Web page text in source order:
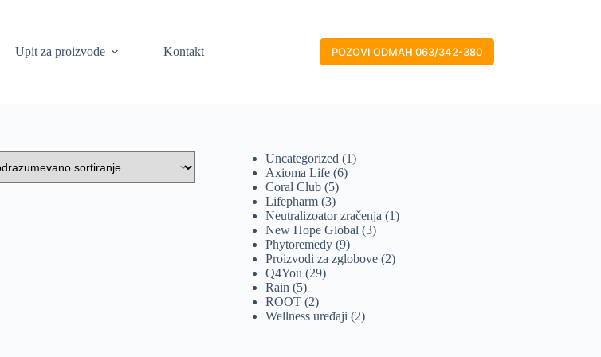
Upit za proizvode Kontakt POZOVI ODMAH 063/342-380
Uncategorized 11
Axioma Life 66
Coral Club 55
proizvoda
Lifepharm 33
proizvoda
Neutralizoator zračenja 11
New Hope Global 33
Phytoremedy 99
proizvoda
Proizvodi za zglobove 22
Q4You 2929
Rain 55
proizvoda
ROOT 22
proizvoda
Wellness uređaji 22